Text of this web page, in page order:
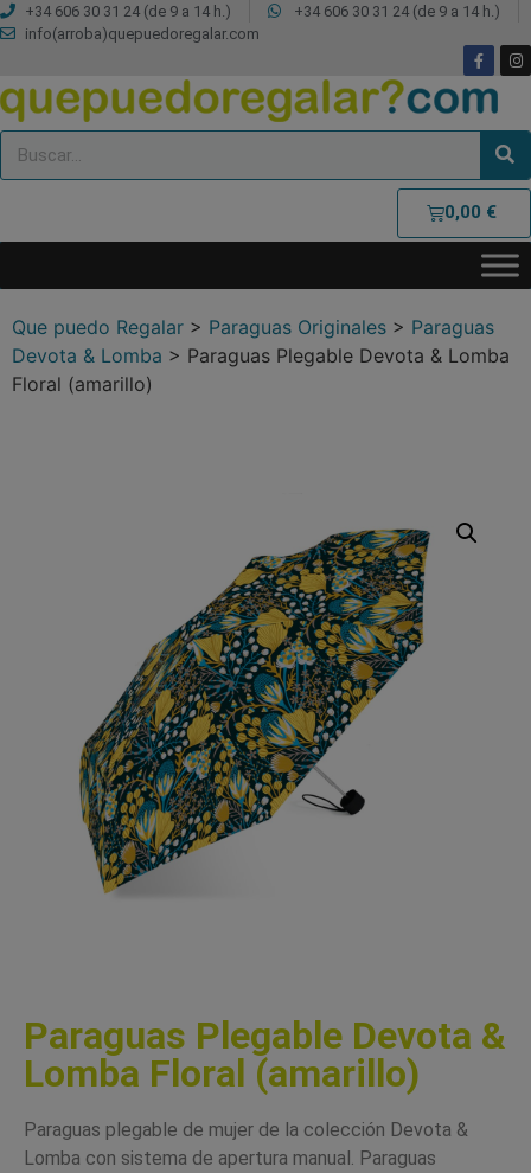
+34 606 30 31 24 (de 9 a 14 h.)
+34 606 30 31 24 (de 9 a 14 h.)
info(arroba)quepuedoregalar.com
0,00 €
Que puedo Regalar > Paraguas Originales > Paraguas
Devota & Lomba > Paraguas Plegable Devota & Lomba
Floral (amarillo)
Paraguas Plegable Devota &
Lomba Floral (amarillo)
Paraguas plegable de mujer de la colección Devota &
Lomba con sistema de apertura manual. Paraguas